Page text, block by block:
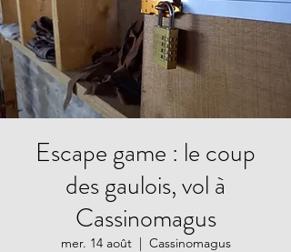
Escape game : le coup
des gaulois, vol à
Cassinomagus
mer. 14 août
  |
Cassinomagus